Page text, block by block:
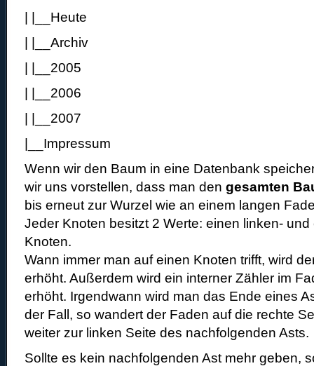
| |__Heute
| |__Archiv
| |__2005
| |__2006
| |__2007
|__Impressum
Wenn wir den Baum in eine Datenbank
wir uns vorstellen, dass man den gesamten
bis erneut zur Wurzel wie an einem langen
Jeder Knoten besitzt 2 Werte: einen linken-
Knoten.
Wann immer man auf einen Knoten trifft, wird
erhöht. Außerdem wird ein interner Zähler im
erhöht. Irgendwann wird man das Ende eines
der Fall, so wandert der Faden auf die rechte
weiter zur linken Seite des nachfolgenden Asts.
Sollte es kein nachfolgenden Ast mehr geben,